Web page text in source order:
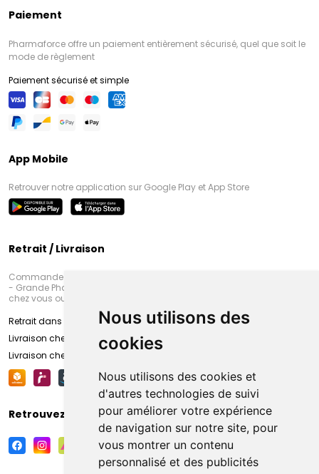
Nous utilisons des
cookies
Nous utilisons des cookies et
d'autres technologies de suivi
pour améliorer votre expérience
de navigation sur notre site, pour
vous montrer un contenu
personnalisé et des publicités
Paiement
Pharmaforce offre un paiement entièrement sécurisé, quel que soit le
mode de règlement
Paiement sécurisé et simple
App Mobile
Retrouver notre application sur Google Play et App Store
Retrait / Livraison
Commandez en ligne et venez chercher votre commande à Amiens
- Grande Pharmacie d’Amiens (Fachon) ou recevez-là rapidement
chez vous ou en point retrait
Retrait dans la pharmacie d’Amiens
Livraison chez vous
Livraison chez votre commerçant
Retrouvez-nous sur vos réseaux sociaux